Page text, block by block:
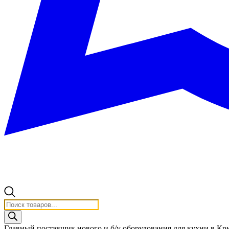
Поиск
товаров